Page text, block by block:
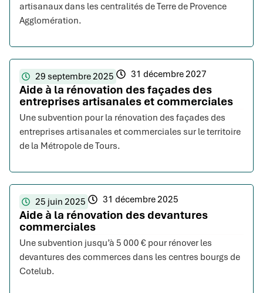
artisanaux dans les centralités de Terre de Provence
Agglomération.
29 septembre 2025 31 décembre 2027
Aide à la rénovation des façades des
entreprises artisanales et commerciales
Une subvention pour la rénovation des façades des
entreprises artisanales et commerciales sur le territoire
de la Métropole de Tours.
25 juin 2025 31 décembre 2025
Aide à la rénovation des devantures
commerciales
Une subvention jusqu’à 5 000 € pour rénover les
devantures des commerces dans les centres bourgs de
Cotelub.